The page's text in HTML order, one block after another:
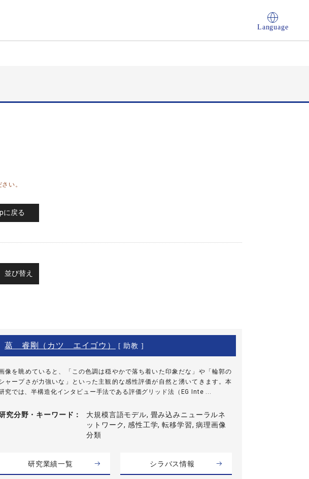
Language
い。
葛 睿剛（カツ エイゴウ） [ 助教 ]
像を眺めていると、「この色調は穏やかで落ち着いた印象だな」や「輪郭の
ャープさが力強いな」といった主観的な感性評価が自然と湧いてきます。本
究では、半構造化インタビュー手法である評価グリッド法（EG Inte ...
究分野・ キーワード
大規模言語モデル, 畳み込みニューラルネ
ットワーク, 感性工学, 転移学習, 病理画像
分類
研究業績一覧 シラバス情報